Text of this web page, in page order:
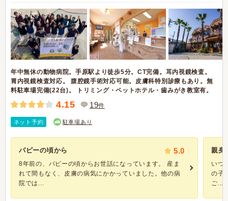
年中無休の動物病院。手原駅より徒歩5分。CT完備。耳内視鏡検査。
胃内視鏡検査対応。 腹腔鏡手術対応可能。皮膚科特別診療もあり。無
料駐車場完備(22台)。 トリミング・ペットホテル・歯みがき教室有。
4.15 19件
ネット予約 駐車場あり
パピーの頃から 5.0
8年前の、パピーの頃からお世話になっています。 産ま
れて間もなく、皮膚の病気にかかっていました。他の病
院では...
親身
いつ
の子
ご...